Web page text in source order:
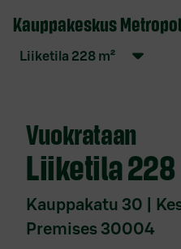
Kauppakeskus Metropol
liiketila 228 m²
Vuokrataan
liiketila228
Kauppakatu 30 |
Premises 30004
S-Pankki Vuokrattavat
Tietosuojaseloste
Saavutettavuusseloste
Anna palautetta
Ota yhteyttä